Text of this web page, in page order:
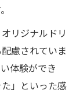
リジナルドリ
慮されていま
体験ができ
」といった感